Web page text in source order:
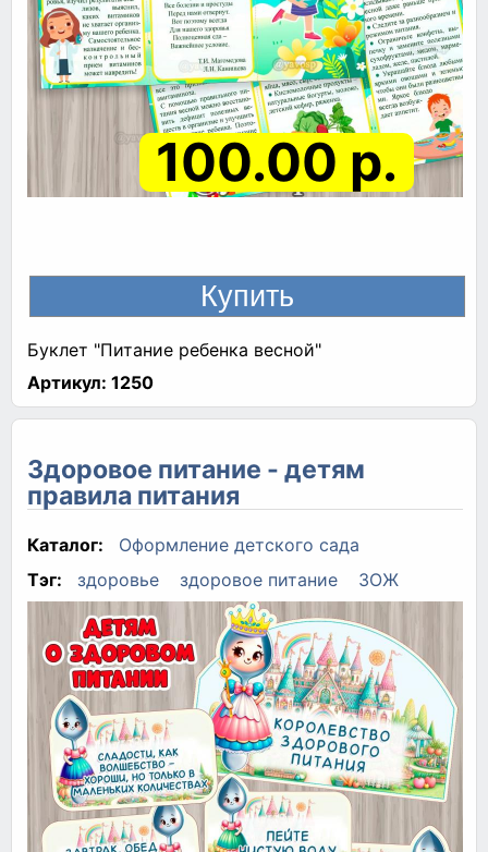
100.00 р.
Буклет "Питание ребенка весной"
Артикул: 1250
Здоровое питание - детям
правила питания
Каталог:
Оформление детского сада
Тэг:
здоровье здоровое питание ЗОЖ